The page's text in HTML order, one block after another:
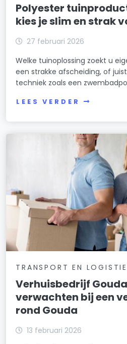
Polyester
kies je slim en strak
27 februari 2026
Welke tuinoplossing zoekt u
een strakke afscheiding, of
techniek zoals een
LEES VERDER
TRANSPORT EN
Verhuisbedrijf
verwachten bij een
rond Gouda
13 februari 2026